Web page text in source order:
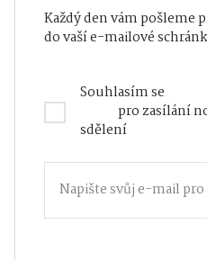
Každý den vám pošleme
do vaší e-mailové
Souhlasím se
pro zasílání
sdělení